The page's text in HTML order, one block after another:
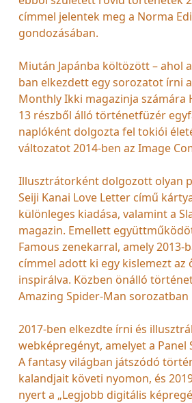
címmel jelentek meg a Norma
gondozásában.
Miután Japánba költözött – ahol
ban elkezdett egy sorozatot írni
Monthly Ikki magazinja számára
13 részből álló történetfüzér
naplóként dolgozta fel tokiói
változatot 2014-ben az Image
Illusztrátorként dolgozott olyan
Seiji Kanai Love Letter című
különleges kiadása, valamint a
magazin. Emellett
Famous zenekarral, amely 2013-
címmel adott ki egy kislemezt az
inspirálva. Közben önálló
Amazing Spider-Man sorozatban
2017-ben elkezdte írni és
webképregényt, amelyet a Panel
A fantasy világban játszódó
kalandjait követi nyomon, és
nyert a „Legjobb digitális